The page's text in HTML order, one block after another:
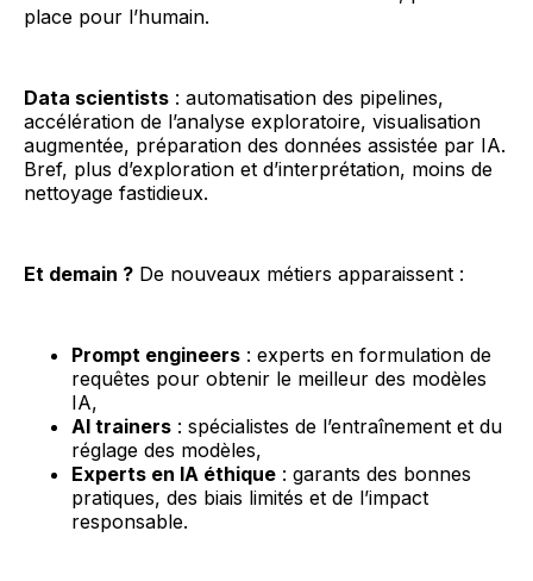
place pour l’humain.
Data scientists : automatisation des pipelines,
accélération de l’analyse exploratoire, visualisation
augmentée, préparation des données assistée par IA.
Bref, plus d’exploration et d’interprétation, moins de
nettoyage fastidieux.
Et demain ? De nouveaux métiers apparaissent :
Prompt engineers : experts en formulation de
requêtes pour obtenir le meilleur des modèles
IA,
AI trainers : spécialistes de l’entraînement et du
réglage des modèles,
Experts en IA éthique : garants des bonnes
pratiques, des biais limités et de l’impact
responsable.